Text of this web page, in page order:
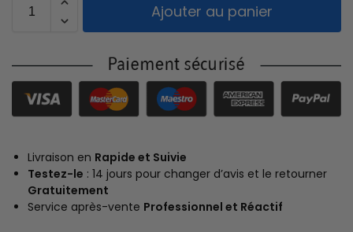
Ajouter au panier
Livraison en Rapide et Suivie
Testez-le : 14 jours pour changer d’avis et le retourner
Gratuitement
Service après-vente Professionnel et Réactif